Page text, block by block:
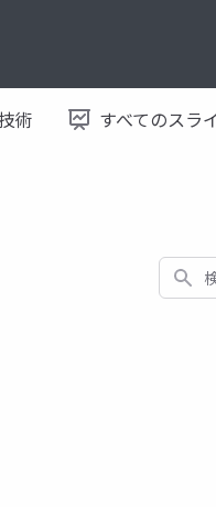
術 すべてのスラ
検索